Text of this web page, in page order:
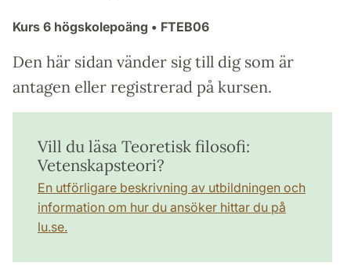
Kurs 6 högskolepoäng • FTEB06
Den här sidan vänder sig till dig som är
antagen eller registrerad på kursen.
Vill du läsa Teoretisk filosofi:
Vetenskapsteori?
En utförligare beskrivning av utbildningen och
information om hur du ansöker hittar du på
lu.se.